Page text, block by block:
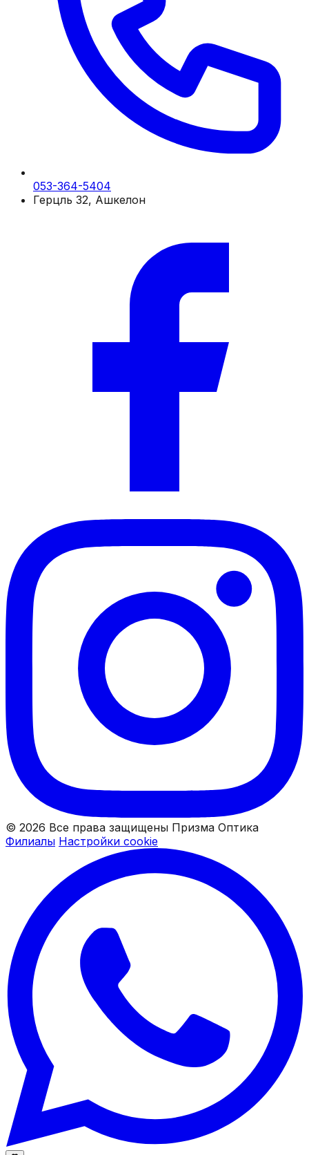
053-364-5404
Герцль 32, Ашкелон
© 2026 Все права защищены Призма Оптика
Филиалы Настройки cookie